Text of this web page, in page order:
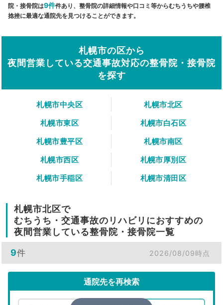
院・接骨院は9件件あり、整骨院の詳細情報や口コミ等からむちうちや腰椎
捻挫に最適な通院先を見つけることができます。
札幌市の区から
夜間営業している交通事故対応の整骨院・接骨院
を探す
札幌市中央区
札幌市北区
札幌市東区
札幌市白石区
札幌市豊平区
札幌市南区
札幌市西区
札幌市厚別区
札幌市手稲区
札幌市清田区
札幌市北区で
むちうち・交通事故のリハビリにおすすめの
夜間営業している整骨院・接骨院一覧
9件 2026/08/09時点
通院先を再検索